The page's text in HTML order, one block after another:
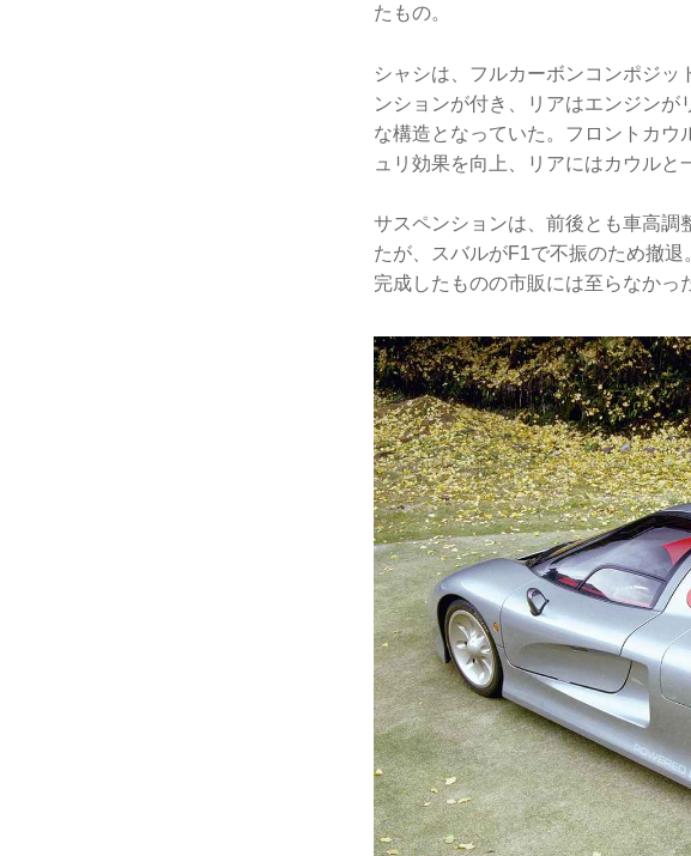
たもの。
シャシは、フルカーボンコンポジ
ンションが付き、リアはエンジンが
な構造となっていた。フロントカ
ュリ効果を向上、リアにはカウルと
サスペンションは、前後とも車高調
たが、スバルがF1で不振のため撤
完成したものの市販には至らなかっ